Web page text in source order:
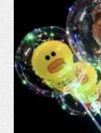
SQUİSHY
ŞAKA
KAMPANYALAR
YENİ ÜRÜNLER